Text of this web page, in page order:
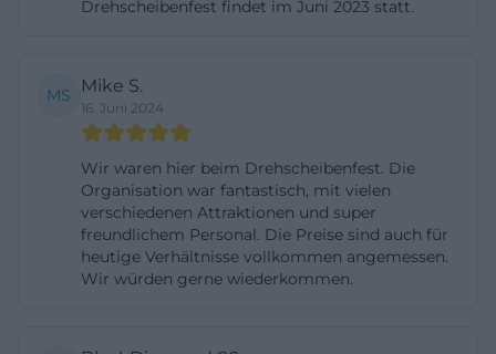
historische Kontext machen die Amberger
Kaolinbahn e.V. für Suchende besonders leicht
auffindbar und zugleich ungewöhnlich markant.
([amberger-kaolinbahn.de](https://amberger-
kaolinbahn.de/anfahrt/))
Lokschuppen und Drehscheibe: das historische
Herzstück
Drehscheibenfest findet im Juni 2023 statt.
MS Mike S.
16. Juni 2024
Wir waren hier beim Drehscheibenfest. Die
Organisation war fantastisch, mit vielen
verschiedenen Attraktionen und super
freundlichem Personal. Die Preise sind auch für
heutige Verhältnisse vollkommen angemessen.
Wir würden gerne wiederkommen.